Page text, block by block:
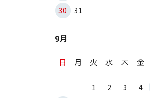
30
31
9月
日 月 火 水 木 金
1 2 3 4